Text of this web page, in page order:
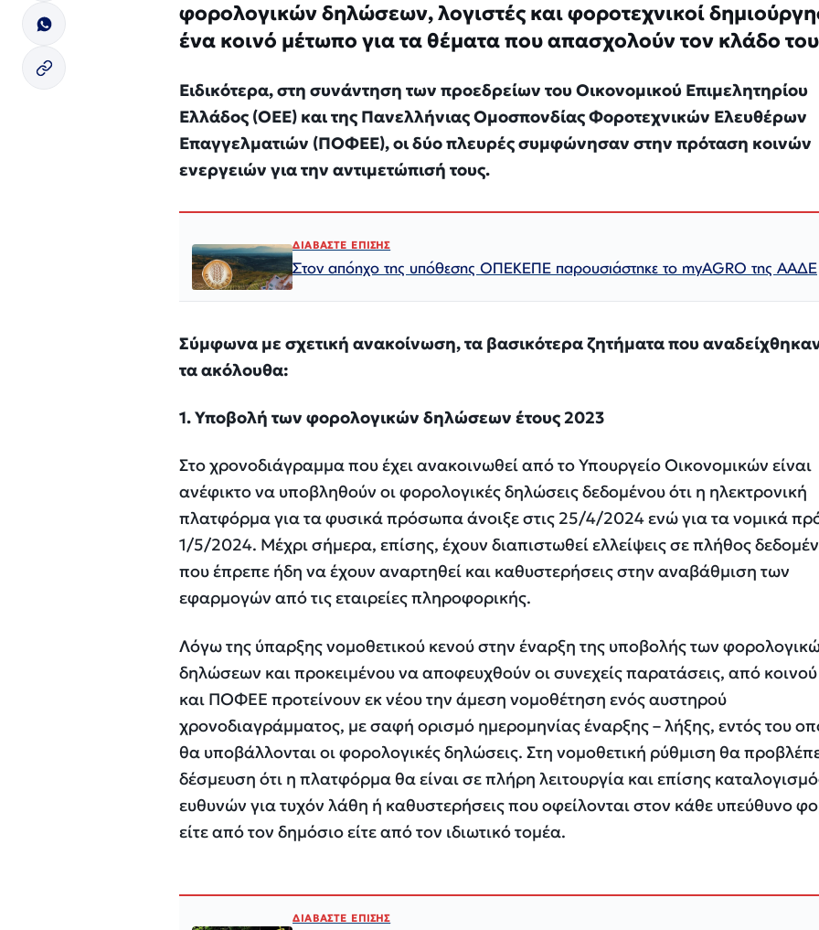
φορολογικών δηλώσεων, λογιστές και φοροτεχνικοί
ένα κοινό μέτωπο για τα θέματα που απασχoλούν τον κλάδο
Ειδικότερα, στη συνάντηση των προεδρείων του Οικονομικού Επιμελητηρίου
Ελλάδος (ΟΕΕ) και της Πανελλήνιας Ομοσπονδίας Φοροτεχνικών Ελευθέρων
Επαγγελματιών (ΠΟΦΕΕ), οι δύο πλευρές συμφώνησαν στην πρόταση κοινών
ενεργειών για την αντιμετώπισή τους.
ΔΙΑΒΑΣΤΕ ΕΠΙΣΗΣ
Στον απόηχο της υπόθεσης ΟΠΕΚΕΠΕ παρουσιάστηκε το myAGRO της ΑΑΔΕ
Σύμφωνα με σχετική ανακοίνωση, τα βασικότερα ζητήματα που
τα ακόλουθα:
1. Υποβολή των φορολογικών δηλώσεων έτους 2023
Στο χρονοδιάγραμμα που έχει ανακοινωθεί από το Υπουργείο Οικονομικών είναι
ανέφικτο να υποβληθούν οι φορολογικές δηλώσεις δεδομένου ότι η ηλεκτρονική
πλατφόρμα για τα φυσικά πρόσωπα άνοιξε στις 25/4/2024 ενώ για τα νομικά
1/5/2024. Μέχρι σήμερα, επίσης, έχουν διαπιστωθεί ελλείψεις σε πλήθος
που έπρεπε ήδη να έχουν αναρτηθεί και καθυστερήσεις στην αναβάθμιση των
εφαρμογών από τις εταιρείες πληροφορικής.
Λόγω της ύπαρξης νομοθετικού κενού στην έναρξη της υποβολής των
δηλώσεων και προκειμένου να αποφευχθούν οι συνεχείς παρατάσεις, από
και ΠΟΦΕΕ προτείνουν εκ νέου την άμεση νομοθέτηση ενός αυστηρού
χρονοδιαγράμματος, με σαφή ορισμό ημερομηνίας έναρξης – λήξης, εντός του
θα υποβάλλονται οι φορολογικές δηλώσεις. Στη νομοθετική ρύθμιση θα
δέσμευση ότι η πλατφόρμα θα είναι σε πλήρη λειτουργία και επίσης
ευθυνών για τυχόν λάθη ή καθυστερήσεις που οφείλονται στον κάθε υπεύθυνο
είτε από τον δημόσιο είτε από τον ιδιωτικό τομέα.
ΔΙΑΒΑΣΤΕ ΕΠΙΣΗΣ